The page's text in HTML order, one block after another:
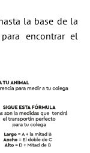
la base de la
encontrar el